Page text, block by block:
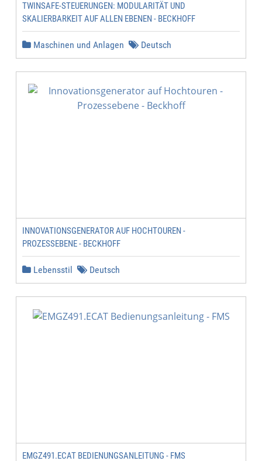
TWINSAFE-STEUERUNGEN: MODULARITÄT UND
SKALIERBARKEIT AUF ALLEN EBENEN - BECKHOFF
Maschinen und Anlagen Deutsch
INNOVATIONSGENERATOR AUF HOCHTOUREN -
PROZESSEBENE - BECKHOFF
Lebensstil Deutsch
EMGZ491.ECAT BEDIENUNGSANLEITUNG - FMS